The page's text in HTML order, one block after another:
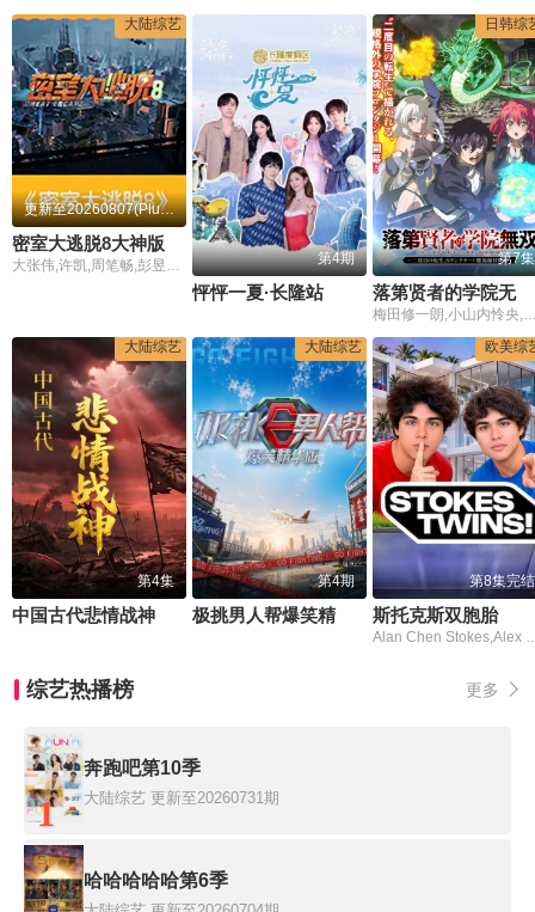
大陆综艺
更新至20260807(Plus版)
密室大逃脱8大神版
大张伟,许凯,周笔畅,彭昱畅,张真源 第4期
怦怦一夏·长隆站
日韩综
第7集
落第贤者的学院无双第二回转生
梅田修一朗,小山内怜央,白石晴香,加藤英美里,
大陆综艺
第4集
中国古代悲情战神
大陆综艺
第4期
欧美综
第8集完结
斯托克斯双胞胎
Alan Chen
综艺热播榜 更多
1
奔跑吧第10季
大陆综艺 更新至20260731期
哈哈哈哈哈第6季